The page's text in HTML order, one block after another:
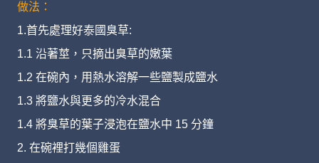
做法：
1.首先處理好泰國臭草:
1.1 沿著莖，只摘出臭草的嫩葉
1.2 在碗內，用熱水溶解一些鹽製成鹽水
1.3 將鹽水與更多的冷水混合
1.4 將臭草的葉子浸泡在鹽水中 15 分鐘
2. 在碗裡打幾個雞蛋